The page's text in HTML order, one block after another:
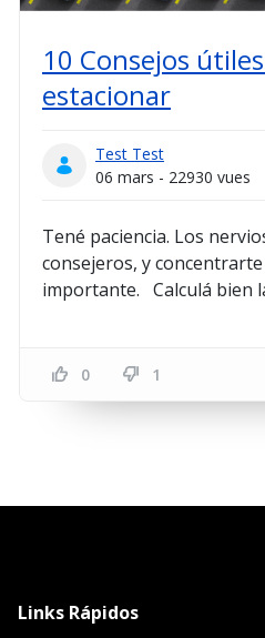
10 Consejos
estacionar
Test Test
06 mars - 22930 vues
Tené paciencia. Los
consejeros, y
importante. Calculá bien
0 1
Links Rápidos